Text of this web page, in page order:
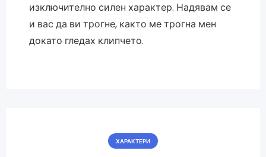
изключително силен характер. Надявам се
и вас да ви трогне, както ме трогна мен
докато гледах клипчето.
ХАРАКТЕРИ